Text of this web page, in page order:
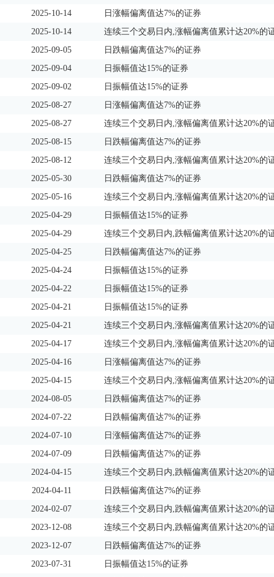
2025-10-14
日涨幅偏离值达7%的证券
2025-10-14
连续三个交易日内,涨幅偏离值累计达20%的
2025-09-05
日跌幅偏离值达7%的证券
2025-09-04
日振幅值达15%的证券
2025-09-02
日振幅值达15%的证券
2025-08-27
日涨幅偏离值达7%的证券
2025-08-27
连续三个交易日内,涨幅偏离值累计达20%的
2025-08-15
日跌幅偏离值达7%的证券
2025-08-12
连续三个交易日内,涨幅偏离值累计达20%的
2025-05-30
日跌幅偏离值达7%的证券
2025-05-16
连续三个交易日内,涨幅偏离值累计达20%的
2025-04-29
日振幅值达15%的证券
2025-04-29
连续三个交易日内,跌幅偏离值累计达20%的
2025-04-25
日跌幅偏离值达7%的证券
2025-04-24
日振幅值达15%的证券
2025-04-22
日振幅值达15%的证券
2025-04-21
日振幅值达15%的证券
2025-04-21
连续三个交易日内,涨幅偏离值累计达20%的
2025-04-17
连续三个交易日内,涨幅偏离值累计达20%的
2025-04-16
日涨幅偏离值达7%的证券
2025-04-15
连续三个交易日内,涨幅偏离值累计达20%的
2024-08-05
日跌幅偏离值达7%的证券
2024-07-22
日跌幅偏离值达7%的证券
2024-07-10
日涨幅偏离值达7%的证券
2024-07-09
日跌幅偏离值达7%的证券
2024-04-15
连续三个交易日内,跌幅偏离值累计达20%的
2024-04-11
日跌幅偏离值达7%的证券
2024-02-07
连续三个交易日内,跌幅偏离值累计达20%的
2023-12-08
连续三个交易日内,跌幅偏离值累计达20%的
2023-12-07
日跌幅偏离值达7%的证券
2023-07-31
日振幅值达15%的证券